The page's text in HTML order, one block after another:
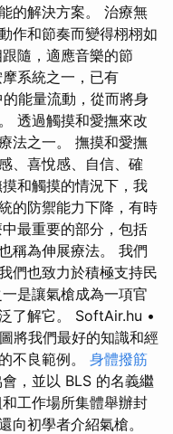
的解決方案。 治療無
作和節奏而變得栩栩如
隨，適應音樂的節
系統之一，已有
能量流動，從而將身
透過觸摸和愛撫來改
法之一。 撫摸和愛撫
、喜悅感、自信、確
和觸摸的情況下，我
的防禦能力下降，有時
最重要的部分，包括
稱為伸展療法。 我們
們也致力於積極支持民
是讓氣槍成為一項官
了解它。 SoftAir.hu •
將我們最好的知識和經
不良範例。 身體撥筋
，並以 BLS 的名義繼
工作場所集體舉辦封
向初學者介紹氣槍。